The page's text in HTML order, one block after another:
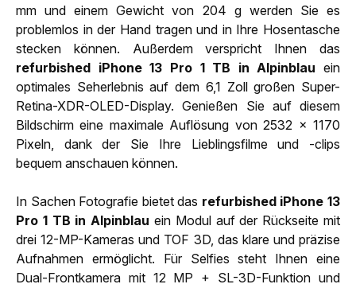
mm und einem Gewicht von 204 g werden Sie es
problemlos in der Hand tragen und in Ihre Hosentasche
stecken können. Außerdem verspricht Ihnen das
refurbished iPhone 13 Pro 1 TB in Alpinblau ein
optimales Seherlebnis auf dem 6,1 Zoll großen Super-
Retina-XDR-OLED-Display. Genießen Sie auf diesem
Bildschirm eine maximale Auflösung von 2532 x 1170
Pixeln, dank der Sie Ihre Lieblingsfilme und -clips
bequem anschauen können.
In Sachen Fotografie bietet das refurbished iPhone 13
Pro 1 TB in Alpinblau ein Modul auf der Rückseite mit
drei 12-MP-Kameras und TOF 3D, das klare und präzise
Aufnahmen ermöglicht. Für Selfies steht Ihnen eine
Dual-Frontkamera mit 12 MP + SL-3D-Funktion und